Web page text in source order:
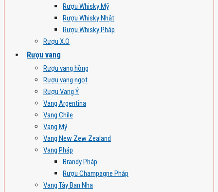
Rượu Whisky Mỹ
Rượu Whisky Nhật
Rượu Whisky Pháp
Rượu X.O
Rượu vang
Rượu vang hồng
Rượu vang ngọt
Rượu Vang Ý
Vang Argentina
Vang Chile
Vang Mỹ
Vang New Zew Zealand
Vang Pháp
Brandy Pháp
Rượu Champagne Pháp
Vang Tây Ban Nha